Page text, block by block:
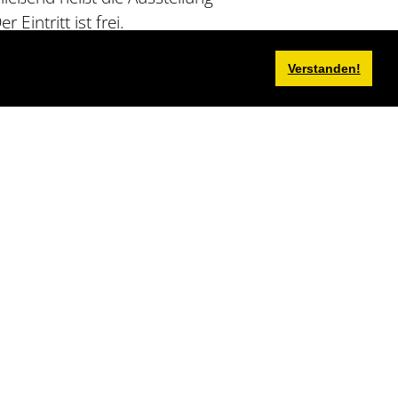
Verstanden!
Eintritt ist frei.
Afrique-Europe-Interact &
Bamenda Film Association, das
Verbundene zu Schulgärten in